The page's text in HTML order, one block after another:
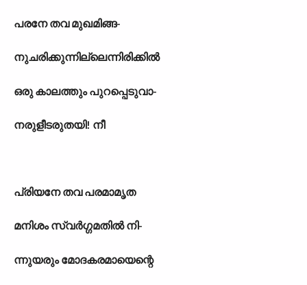
പരനേ തവ മുഖമിങ്ങ-
നുചരിക്കുന്നില്ലെന്നിരിക്കിൽ
ഒരു കാലത്തും പുറപ്പെടുവാ-
നരുളീടരുതയി! നീ
പ്രിയനേ തവ പരമാമൃത
മനിശം സ്വർഗ്ഗമതിൽ നി-
ന്നുയരും മോദകരമായെന്റെ